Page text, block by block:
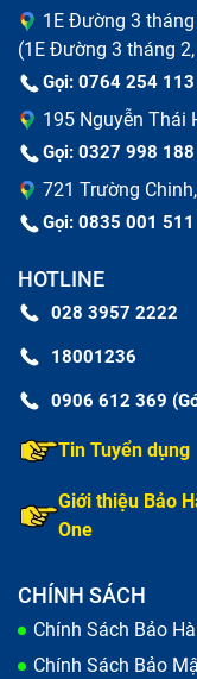
Cảm ứng bị
có thể ở vài
Cảm ứng bị
không có người
Nên thay full
Pro Max hay
15 Pro Max , bạn
điện thoại
hết các dòng
iPhone 15 Pro
Màn hình LCD
Film
Lớp kính ngoài
khả năng điện
hình là tương đối
cần thay nguyên
1E Đường 3 tháng
(1E Đường 3 tháng 2,
Gọi: 0764 254 113
195 Nguyễn Thái
Gọi: 0327 998 188
721 Trường
Gọi: 0835 001 511
HOTLINE
028 3957 2222
18001236
0906 612 369
Tin Tuyển dụng
Giới thiệu Bảo
One
CHÍNH SÁCH
Chính Sách Bảo
Chính Sách Bảo